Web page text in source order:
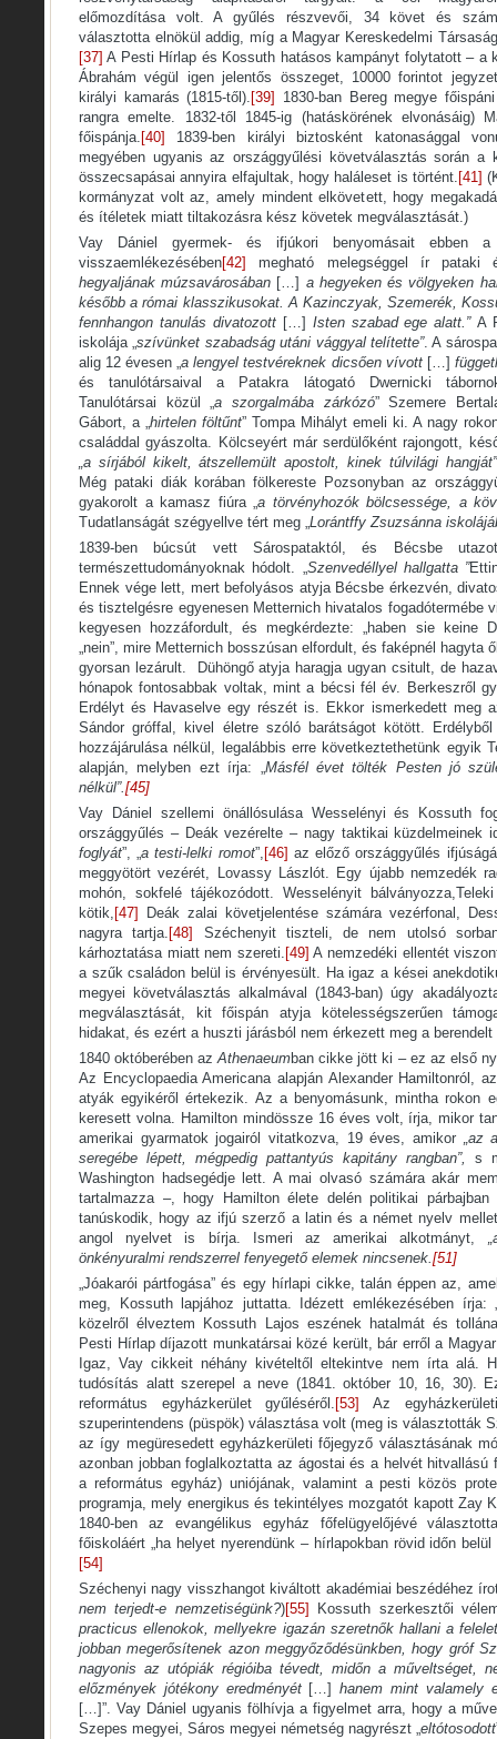
előmozdítása volt. A gyűlés részvevői, 34 követ és
választotta elnökül addig, míg a Magyar Kereskedelmi
[37] A Pesti Hírlap és Kossuth hatásos kampányt folytatott – a
Ábrahám végül igen jelentős összeget, 10000 forintot
királyi kamarás (1815-től). [39]
1830-ban Bereg megye
rangra emelte. 1832-től 1845-ig (hatáskörének elvonásáig)
főispánja. [40]
1839-ben királyi biztosként katonasággal
megyében ugyanis az országgyűlési követválasztás során a
összecsapásai annyira elfajultak, hogy haláleset is történt. [41]
kormányzat volt az, amely mindent elkövetett, hogy
és ítéletek miatt tiltakozásra kész követek megválasztását.)
Vay Dániel gyermek- és ifjúkori benyomásait ebben a
visszaemlékezésében[42]
megható melegséggel ír pataki
hegyaljának múzsavárosában […] a hegyeken és völgyeken
később a római klasszikusokat. A Kazinczyak, Szemerék,
fennhangon tanulás divatozott […] Isten szabad ege alatt.”A
iskolája „szívünket szabadság utáni vággyal telítette”. A
alig 12 évesen „a lengyel testvéreknek dicsően vívott[…]
és tanulótársaival a Patakra látogató Dwernicki
Tanulótársai közül „a szorgalmába zárkózó” Szemere
Gábort, a „hirtelen föltűnt” Tompa Mihályt emeli ki. A nagy
családdal gyászolta. Kölcseyért már serdülőként rajongott,
„a sírjából kikelt, átszellemült apostolt, kinek túlvilági
Még pataki diák korában fölkereste Pozsonyban az
gyakorolt a kamasz fiúra „a törvényhozók bölcsessége, a
Tudatlanságát szégyellve tért meg „Lorántffy Zsuzsánna
1839-ben búcsút vett Sárospataktól, és Bécsbe
természettudományoknak hódolt. „Szenvedéllyel hallgatta ”
Ennek vége lett, mert befolyásos atyja Bécsbe érkezvén,
és tisztelgésre egyenesen Metternich hivatalos fogadótermébe
kegyesen hozzáfordult, és megkérdezte: „haben sie keine
„nein”, mire Metternich bosszúsan elfordult, és faképnél hagyta
gyorsan lezárult. Dühöngő atyja haragja ugyan csitult, de
hónapok fontosabbak voltak, mint a bécsi fél év. Berkeszről
Erdélyt és Havaselve egy részét is. Ekkor ismerkedett meg
Sándor gróffal, kivel életre szóló barátságot kötött.
hozzájárulása nélkül, legalábbis erre következtethetünk egyik
alapján, melyben ezt írja: „Másfél évet tölték Pesten jó
nélkül”.[45]
Vay Dániel szellemi önállósulása Wesselényi és Kossuth
országgyűlés – Deák vezérelte – nagy taktikai küzdelmeinek
foglyát”, „a testi-lelki romot”, [46] az előző országgyűlés
meggyötört vezérét, Lovassy Lászlót. Egy újabb nemzedék
mohón, sokfelé tájékozódott. Wesselényit
kötik, [47]
Deák zalai követjelentése számára vezérfonal,
nagyra tartja. [48]
Széchenyit tiszteli, de nem utolsó
kárhoztatása miatt nem szereti. [49] A nemzedéki ellentét
a szűk családon belül is érvényesült. Ha igaz a kései
megyei követválasztás alkalmával (1843-ban) úgy
megválasztását, kit főispán atyja kötelességszerűen
hidakat, és ezért a huszti járásból nem érkezett meg a
1840 októberében azAthenaeumban cikke jött ki – ez az első
Az Encyclopaedia Americana alapján Alexander Hamiltonról,
atyák egyikéről értekezik. Az a benyomásunk, mintha rokon
keresett volna. Hamilton mindössze 16 éves volt, írja, mikor
amerikai gyarmatok jogairól vitatkozva, 19 éves, amikor „az
seregébe lépett, mégpedig pattantyús kapitány rangban”, s
Washington hadsegédje lett. A mai olvasó számára akár
tartalmazza –, hogy Hamilton élete delén politikai
tanúskodik, hogy az ifjú szerző a latin és a német nyelv
angol nyelvet is bírja. Ismeri az amerikai alkotmányt,
önkényuralmi rendszerrel fenyegető elemek nincsenek.[51]
„Jóakarói pártfogása” és egy hírlapi cikke, talán éppen az,
meg, Kossuth lapjához juttatta. Idézett emlékezésében
közelről élveztem Kossuth Lajos eszének hatalmát és
Pesti Hírlap díjazott munkatársai közé került, bár erről a
Igaz, Vay cikkeit néhány kivételtől eltekintve nem írta alá.
tudósítás alatt szerepel a neve (1841. október 10, 16, 30).
református egyházkerület gyűléséről. [53]
Az
szuperintendens (püspök) választása volt (meg is választották
az így megüresedett egyházkerületi főjegyző választásának
azonban jobban foglalkoztatta az ágostai és a helvét hitvallású
a református egyház) uniójának, valamint a pesti közös
programja, mely energikus és tekintélyes mozgatót kapott Zay
1840-ben az evangélikus egyház főfelügyelőjévé
főiskoláért „ha helyet nyerendünk – hírlapokban rövid időn
[54]
Széchenyi nagy visszhangot kiváltott akadémiai beszédéhez
nem terjedt-e nemzetiségünk?)[55]
Kossuth szerkesztői
practicus ellenokok, mellyekre igazán szeretnők hallani a
jobban megerősítenek azon meggyőződésünkben, hogy gróf
nagyonis az utópiák régióiba tévedt, midőn a műveltséget,
előzmények jótékony eredményét […] hanem mint valamely
[…]”. Vay Dániel ugyanis fölhívja a figyelmet arra, hogy a
Szepes megyei, Sáros megyei németség nagyrészt „eltótosodott